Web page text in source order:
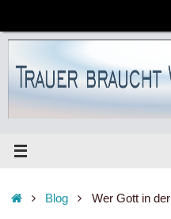
Inhalt
StartBlog Wer Gott in